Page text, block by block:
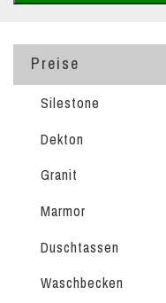
Preise
Silestone
Dekton
Granit
Marmor
Duschtassen
Waschbecken